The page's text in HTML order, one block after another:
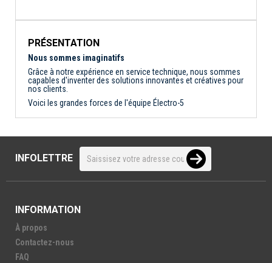
PRÉSENTATION
Nous sommes imaginatifs
Grâce à notre expérience en service technique, nous sommes
capables d'inventer des solutions innovantes et créatives pour
nos clients.
Voici les grandes forces de l'équipe Électro-5
INFOLETTRE
INFORMATION
À propos
Contactez-nous
FAQ